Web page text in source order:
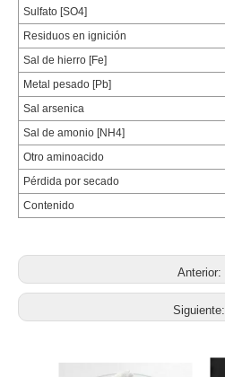
Sulfato [SO4]
Residuos en ignición
Sal de hierro [Fe]
Metal pesado [Pb]
Sal arsenica
Sal de amonio [NH4]
Otro aminoacido
Pérdida por secado
Contenido
Anterior:
Siguiente: